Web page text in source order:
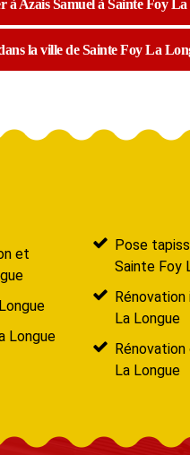
Azais Samuel à Sainte Foy
la ville de Sainte Foy La
et
Longue
Pose
Sainte Foy
La Longue
Rénovation
La Longue